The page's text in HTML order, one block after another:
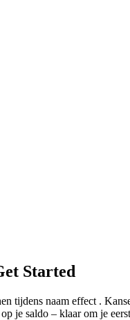
Started
tijdens naam effect .
je saldo – klaar om je